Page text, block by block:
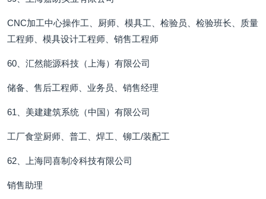
CNC加工中心操作工、厨师、模具工、检验员、检验班长、质量
工程师、模具设计工程师、销售工程师
60、汇然能源科技（上海）有限公司
储备、售后工程师、业务员、销售经理
61、美建建筑系统（中国）有限公司
工厂食堂厨师、普工、焊工、铆工/装配工
62、上海同喜制冷科技有限公司
销售助理